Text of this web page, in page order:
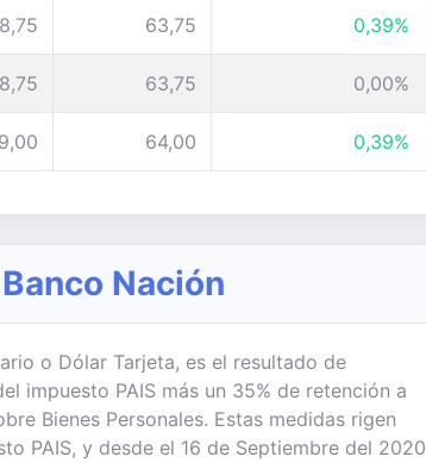
63,75 0,39%
63,75 0,00%
64,00 0,39%
Nación
o Dólar Tarjeta, es el resultado de
impuesto PAIS más un 35% de retención a
Bienes Personales. Estas medidas rigen
PAIS, y desde el 16 de Septiembre del 2020